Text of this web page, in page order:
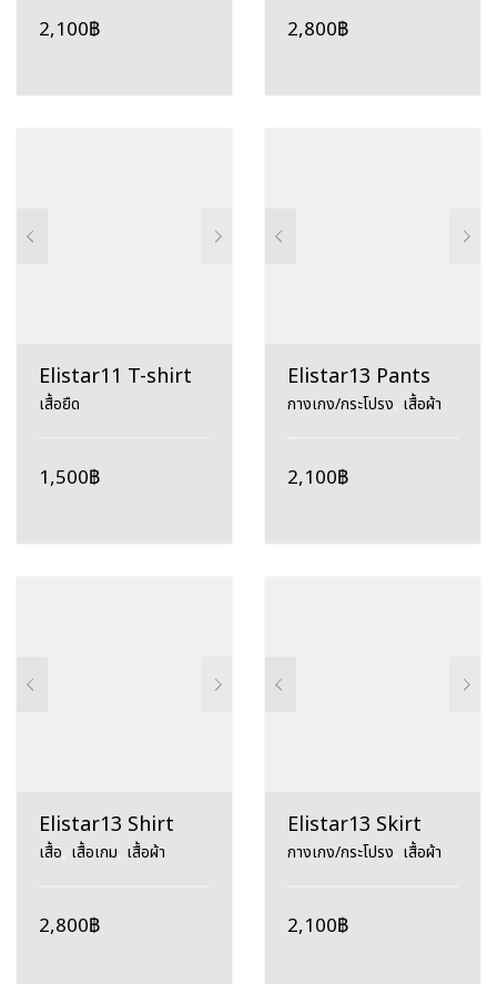
2,100฿ 2,800฿
Elistar11 T-shirt
เสื้อยืด
1,500฿
Elistar13 Pants
กางเกง/กระโปรง, เสื้อผ้า
2,100฿
Elistar13 Shirt
เสื้อ, เสื้อเกม, เสื้อผ้า
2,800฿
Elistar13 Skirt
กางเกง/กระโปรง, เสื้อผ้า
2,100฿